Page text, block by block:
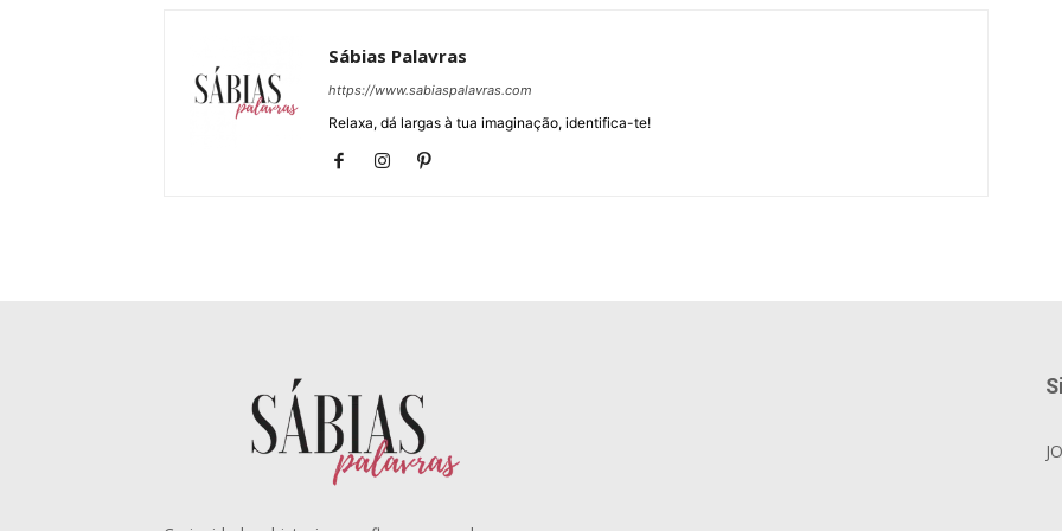
Sábias Palavras
https://www.sabiaspalavras.com
Relaxa, dá largas à tua imaginação, identifica-te!